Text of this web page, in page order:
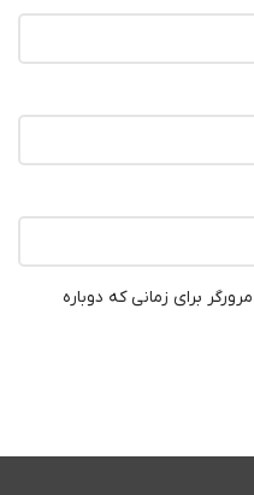
برای زمانی که دوباره